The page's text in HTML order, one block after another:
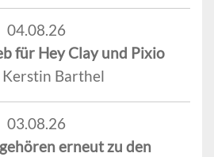
04.08.26
für Hey Clay und Pixio
Barthel
03.08.26
erneut zu den